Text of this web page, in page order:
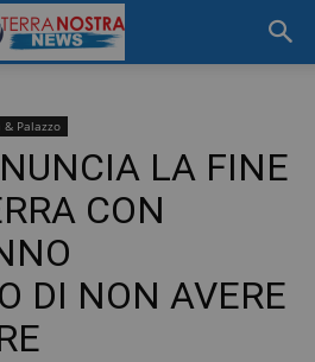
& Palazzo
LA FINE
CON
DI NON AVERE